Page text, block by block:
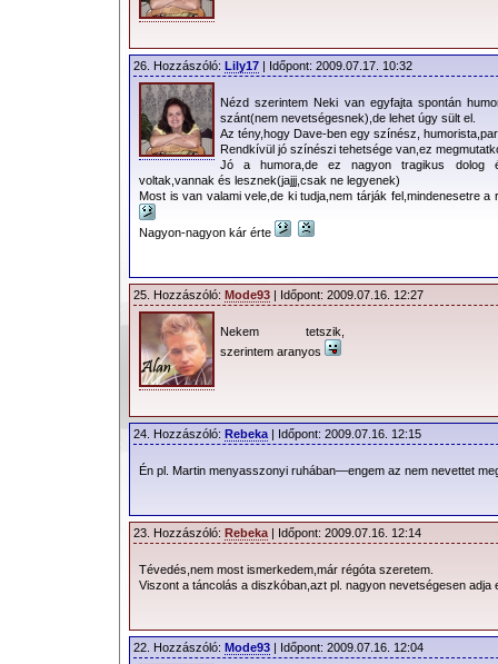
26. Hozzászóló: Lily17 | Időpont: 2009.07.17. 10:32
Nézd szerintem Neki van egyfajta spontán
szánt(nem nevetségesnek),de lehet úgy sült el.
Az tény,hogy Dave-ben egy színész,
Rendkívül jó színészi tehetsége van,ez
Jó a humora,de ez nagyon tragikus dolog
voltak,vannak és lesznek(jajjj,csak ne legyenek)
Most is van valami vele,de ki tudja,nem tárják fel,mindenesetre
Nagyon-nagyon kár érte
25. Hozzászóló: Mode93 | Időpont: 2009.07.16. 12:27
Nekem tetszik,
szerintem aranyos
24. Hozzászóló: Rebeka | Időpont: 2009.07.16. 12:15
Én pl. Martin menyasszonyi ruhában—engem az nem nevettet
23. Hozzászóló: Rebeka | Időpont: 2009.07.16. 12:14
Tévedés,nem most ismerkedem,már régóta szeretem.
Viszont a táncolás a diszkóban,azt pl. nagyon nevetségesen adja
22. Hozzászóló: Mode93 | Időpont: 2009.07.16. 12:04